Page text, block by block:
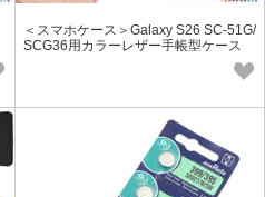
＜スマホケース＞Galaxy S26 SC-51G/
SCG36用カラーレザー手帳型ケース